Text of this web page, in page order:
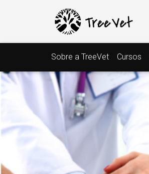
Sobre a TreeVet Cursos